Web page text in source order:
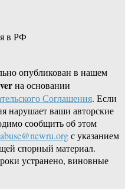
в РФ
опубликован в нашем
на основании
Соглашения. Если
нарушает ваши авторские
сообщить об этом
abuse@newru.orgс указанием
спорный материал.
устранено, виновные